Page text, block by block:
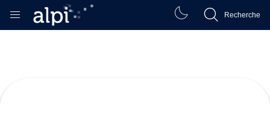
Recherche